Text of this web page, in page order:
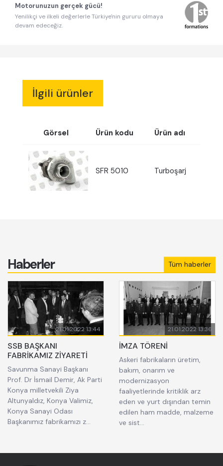
Motorunuzun gerçek gücü!
Yenilikçi ve ilkeli değerlerle Türkiye'nin gururu olmaya
devam edeceğiz.
İlgili ürünler
Görsel Ürün kodu Ürün adı
SFR 5010 Turboşarj
Haberler Tüm haberler
21.01.2022 13:44
SSB BAŞKANI
FABRİKAMIZ ZİYARETİ
Savunma Sanayi Başkanı
Prof. Dr İsmail Demir, Ak Parti
Konya milletvekili Ziya
Altunyaldız, Konya Valimiz,
Konya Sanayi Odası
Başkanımız fabrikamızı z...
21.01.2022 13:36
İMZA TÖRENİ
Askeri fabrikaların üretim,
bakım, onarım ve
modernizasyon
faaliyetlerinde kritiklik arz
eden ve yurt dışından temin
edilen ham madde, malzeme
ve sist...